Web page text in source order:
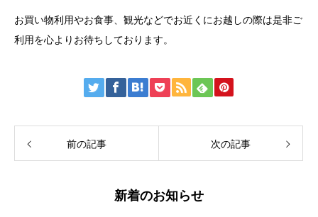
お買い物利用やお食事、観光などでお近くにお越しの際は是非ご
利用を心よりお待ちしております。
前の記事 次の記事
新着のお知らせ